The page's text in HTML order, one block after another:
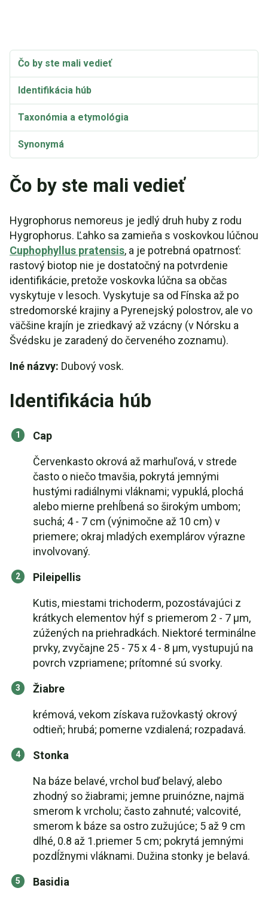
Čo by ste mali vedieť
Identifikácia húb
Taxonómia a etymológia
Synonymá
Čo by ste mali vedieť
Hygrophorus nemoreus je jedlý druh huby z rodu
Hygrophorus. Ľahko sa zamieňa s voskovkou lúčnou
Cuphophyllus pratensis, a je potrebná opatrnosť:
rastový biotop nie je dostatočný na potvrdenie
identifikácie, pretože voskovka lúčna sa občas
vyskytuje v lesoch. Vyskytuje sa od Fínska až po
stredomorské krajiny a Pyrenejský polostrov, ale vo
väčšine krajín je zriedkavý až vzácny (v Nórsku a
Švédsku je zaradený do červeného zoznamu).
Iné názvy: Dubový vosk.
Identifikácia húb
Cap
Červenkasto okrová až marhuľová, v strede
často o niečo tmavšia, pokrytá jemnými
hustými radiálnymi vláknami; vypuklá, plochá
alebo mierne prehĺbená so širokým umbom;
suchá; 4 - 7 cm (výnimočne až 10 cm) v
priemere; okraj mladých exemplárov výrazne
involvovaný.
Pileipellis
Kutis, miestami trichoderm, pozostávajúci z
krátkych elementov hýf s priemerom 2 - 7 μm,
zúžených na priehradkách. Niektoré terminálne
prvky, zvyčajne 25 - 75 x 4 - 8 μm, vystupujú na
povrch vzpriamene; prítomné sú svorky.
Žiabre
krémová, vekom získava ružovkastý okrový
odtieň; hrubá; pomerne vzdialená; rozpadavá.
Stonka
Na báze belavé, vrchol buď belavý, alebo
zhodný so žiabrami; jemne pruinózne, najmä
smerom k vrcholu; často zahnuté; valcovité,
smerom k báze sa ostro zužujúce; 5 až 9 cm
dlhé, 0.8 až 1.priemer 5 cm; pokrytá jemnými
pozdĺžnymi vláknami. Dužina stonky je belavá.
Basidia